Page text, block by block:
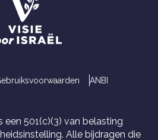
ANBI
een 501(c)(3) van belasting
Alle bijdragen die